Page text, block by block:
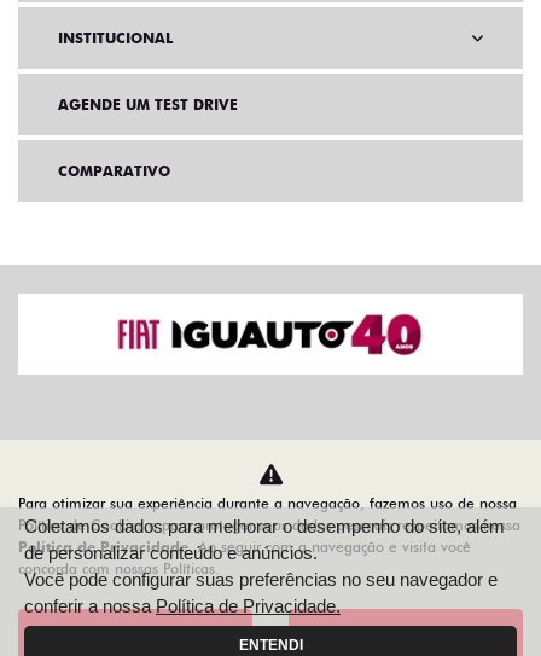
INSTITUCIONAL
AGENDE UM TEST DRIVE
COMPARATIVO
Desacelere. Seu bem maior é a vida.
IGUAUTO VEICULOS E PEÇAS LTDA
Para otimizar sua experiência durante a navegação, fazemos uso de nossa
Política de Cookies e para proteger seus dados pessoais respeitamos nossa
Política de Privacidade. Ao seguir com a navegação e visita você
concorda com nossas Políticas.
Coletamos dados para melhorar o desempenho do site, além
de personalizar conteúdo e anúncios.
Você pode configurar suas preferências no seu navegador e
conferir a nossaPolítica de Privacidade.
ENTENDI